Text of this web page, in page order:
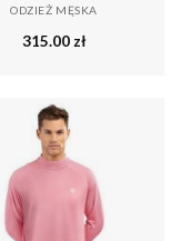
ODZIEŻ MĘSKA
315.00zł